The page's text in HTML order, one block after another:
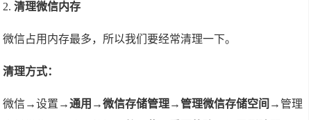
2.清理微信内存
微信占用内存最多，所以我们要经常清理一下。
清理方式：
微信→设置→通用→微信存储管理→管理微信存储空间 →管理